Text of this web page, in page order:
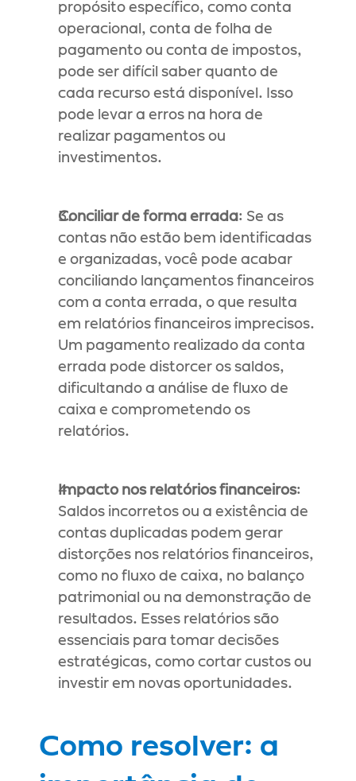
propósito específico, como conta
operacional, conta de folha de
pagamento ou conta de impostos,
pode ser difícil saber quanto de
cada recurso está disponível. Isso
pode levar a erros na hora de
realizar pagamentos ou
investimentos.
Conciliar de forma errada: Se as
contas não estão bem identificadas
e organizadas, você pode acabar
conciliando lançamentos financeiros
com a conta errada, o que resulta
em relatórios financeiros imprecisos.
Um pagamento realizado da conta
errada pode distorcer os saldos,
dificultando a análise de fluxo de
caixa e comprometendo os
relatórios.
Impacto nos relatórios financeiros:
Saldos incorretos ou a existência de
contas duplicadas podem gerar
distorções nos relatórios financeiros,
como no fluxo de caixa, no balanço
patrimonial ou na demonstração de
resultados. Esses relatórios são
essenciais para tomar decisões
estratégicas, como cortar custos ou
investir em novas oportunidades.
Como resolver: a